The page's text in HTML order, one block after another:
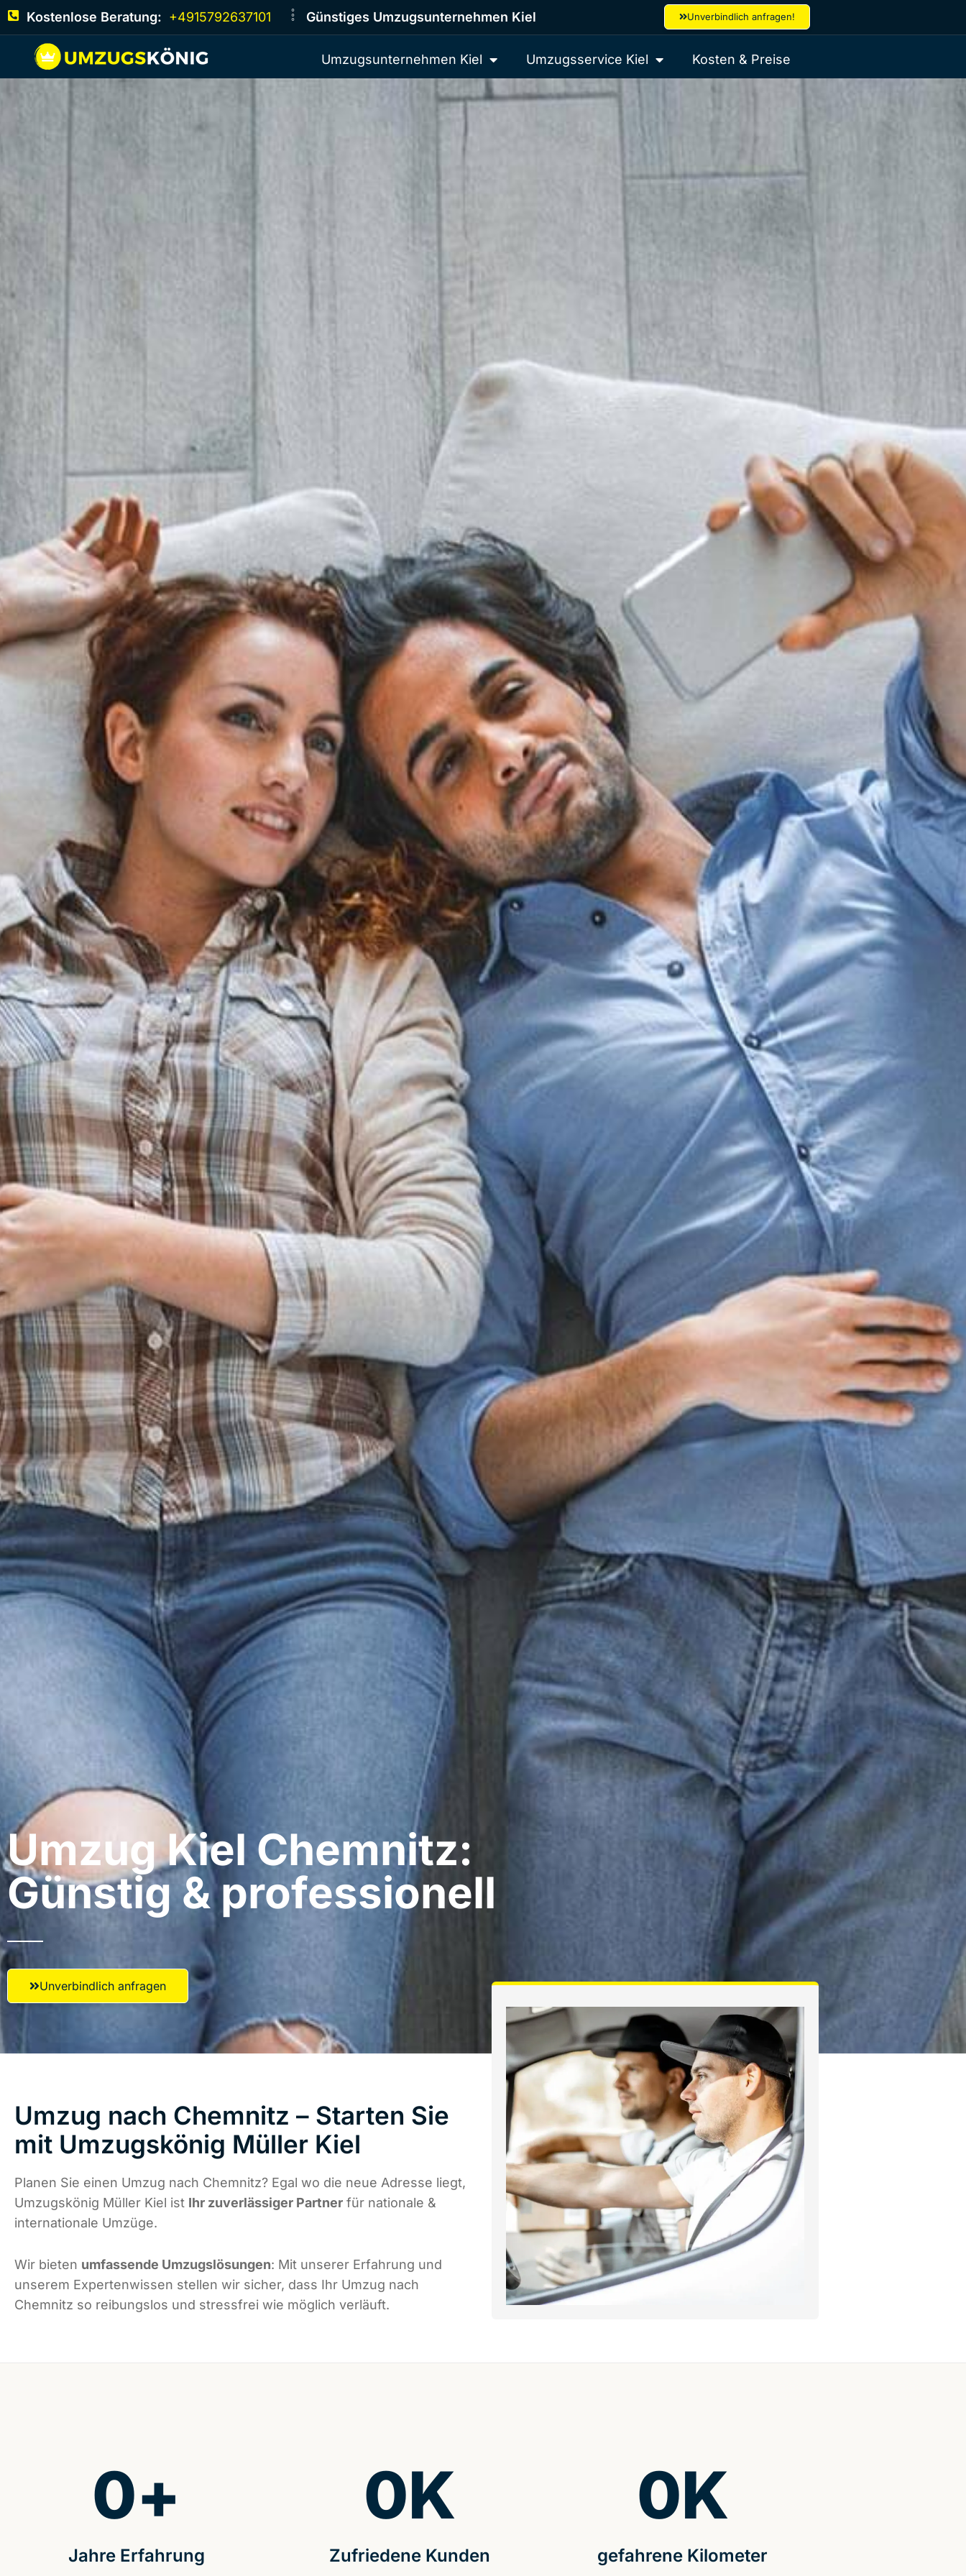
Kostenlose Beratung: +4915792637101 Günstiges Umzugsunternehmen Kiel Unverbindlich anfragen!
Umzugsunternehmen Kiel Umzugsservice Kiel Kosten & Preise
Umzug Kiel​ Chemnitz:
Günstig & professionell​
Unverbindlich anfragen
Umzug nach Chemnitz – Starten Sie
mit Umzugskönig Müller Kiel
Planen Sie einen Umzug nach Chemnitz? Egal wo die neue Adresse liegt,
Umzugskönig Müller Kiel ist Ihr zuverlässiger Partner für nationale &
internationale Umzüge.
Wir bieten umfassende Umzugslösungen: Mit unserer Erfahrung und
unserem Expertenwissen stellen wir sicher, dass Ihr Umzug nach
Chemnitz so reibungslos und stressfrei wie möglich verläuft.
Jahre Erfahrung
0+
Zufriedene Kunden
0K
gefahrene Kilometer
0K